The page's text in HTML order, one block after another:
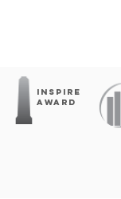
INSPIRE
AWARD